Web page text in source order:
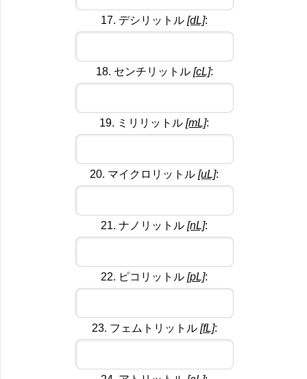
17. デシリットル [dL]:
18. センチリットル [cL]:
19. ミリリットル [mL]:
20. マイクロリットル [uL]:
21. ナノリットル [nL]:
22. ピコリットル [pL]:
23. フェムトリットル [fL]: